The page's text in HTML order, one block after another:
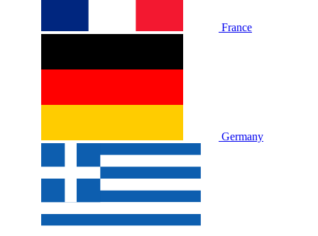
France
Germany